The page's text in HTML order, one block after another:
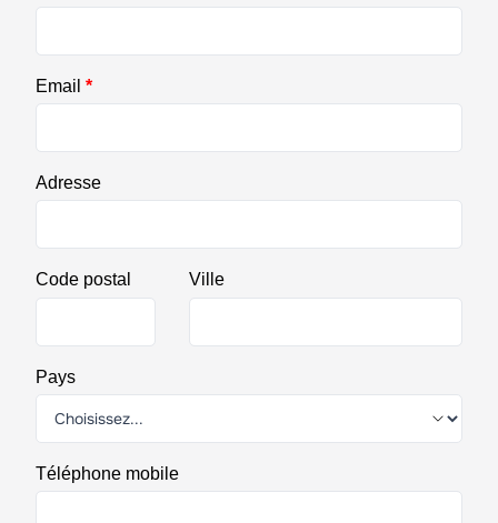
Email *
Adresse
Code postal Ville
Pays
Téléphone mobile